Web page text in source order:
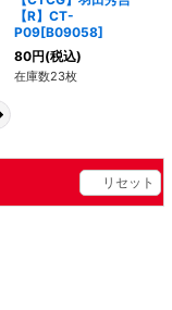
【R】CT-
P09[B09058]
80円(税込)
在庫数23枚
リセット